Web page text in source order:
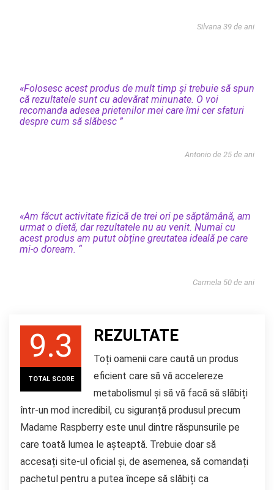
Silvana 39 de ani
«Folosesc acest produs de mult timp și trebuie să spun
că rezultatele sunt cu adevărat minunate. O voi
recomanda adesea prietenilor mei care îmi cer sfaturi
despre cum să slăbesc ”
Antonio de 25 de ani
«Am făcut activitate fizică de trei ori pe săptămână, am
urmat o dietă, dar rezultatele nu au venit. Numai cu
acest produs am putut obține greutatea ideală pe care
mi-o doream. “
Carmela 50 de ani
9.3
TOTAL SCORE
REZULTATE
Toți oamenii care caută un produs
eficient care să vă accelereze
metabolismul și să vă facă să slăbiți
într-un mod incredibil, cu siguranță produsul precum
Madame Raspberry este unul dintre răspunsurile pe
care toată lumea le așteaptă. Trebuie doar să
accesați site-ul oficial și, de asemenea, să comandați
pachetul pentru a putea începe să slăbiți ca